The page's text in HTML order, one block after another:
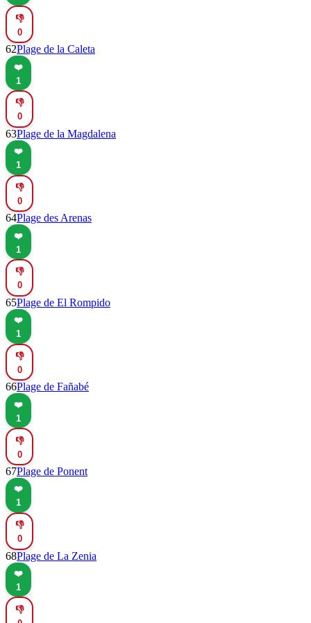
👎
0
62Plage de la Caleta
❤️
1
👎
0
63Plage de la Magdalena
❤️
1
👎
0
64Plage des Arenas
❤️
1
👎
0
65Plage de El Rompido
❤️
1
👎
0
66Plage de Fañabé
❤️
1
👎
0
67Plage de Ponent
❤️
1
👎
0
68Plage de La Zenia
❤️
1
👎